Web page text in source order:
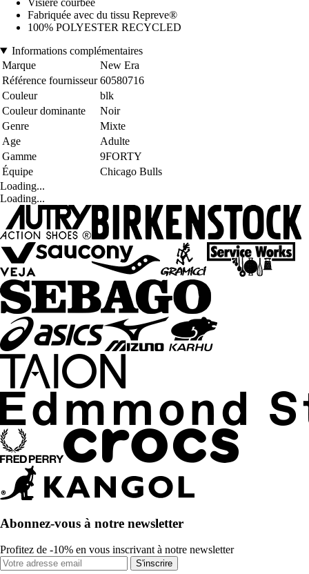
Visière courbée
Fabriquée avec du tissu Repreve®
100% POLYESTER RECYCLED
Informations complémentaires
Marque
New Era
Référence fournisseur 60580716
Couleur
blk
Couleur dominante
Noir
Genre
Mixte
Age
Adulte
Gamme
9FORTY
Équipe
Chicago Bulls
Loading...
Loading...
Abonnez-vous à notre newsletter
Profitez de -10% en vous inscrivant à notre newsletter
S'inscrire